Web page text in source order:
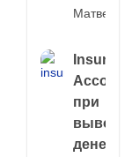
Матвей
Account
при
выводе
денег у